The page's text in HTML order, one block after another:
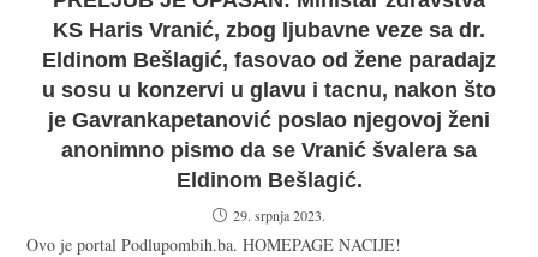
KS Haris Vranić, zbog ljubavne veze sa dr.
Eldinom Bešlagić, fasovao od žene paradajz
u sosu u konzervi u glavu i tacnu, nakon što
je Gavrankapetanović poslao njegovoj ženi
anonimno pismo da se Vranić švalera sa
Eldinom Bešlagić.
29. srpnja 2023.
Ovo je portal Podlupombih.ba. HOMEPAGE NACIJE!